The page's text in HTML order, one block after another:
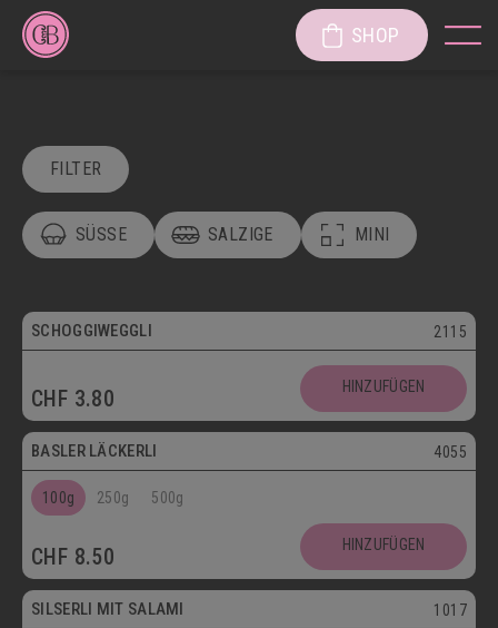
SHOP
FILTER
SÜSSE SALZIGE MINI
SÜSSE KÖSTLICHKEITEN
SÜSSGEBÄCK
KUCHEN/TORTEN/CAKES/WÄHEN LÄGGERLI
SCHOKOLADENSPEZIALITÄTEN
MAIKÄFER
SALZIGE KÖSTLICHKEITEN
SCHOGGIWEGGLI 2115
CHF 3.80 HINZUFÜGEN
Vegetarisch
BASLER LÄCKERLI 4055
100g 250g 500g
CHF 8.50 HINZUFÜGEN
SILSERLI MIT SALAMI 1017